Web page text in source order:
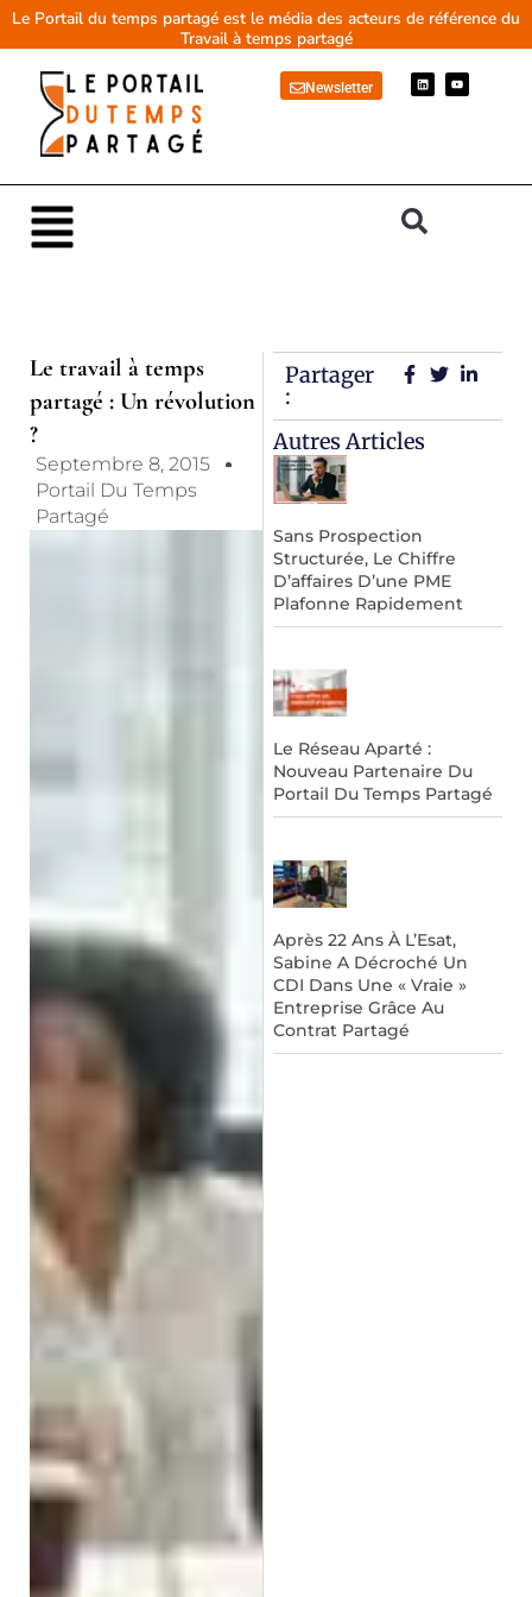
AllerLe Portail du temps partagé est le média des acteurs de référence du
Travail à temps partagé
Newsletter
L
i
n
Y
o
u
Main
Menu
Le travail à temps
partagé : Un révolution
?
Septembre 8, 2015
Portail Du Temps
Partagé
Partager
:
Autres Articles
Sans Prospection
Structurée, Le Chiffre
D’affaires D’une PME
Plafonne Rapidement
Le Réseau Aparté :
Nouveau Partenaire Du
Portail Du Temps Partagé
Après 22 Ans À L’Esat,
Sabine A Décroché Un
CDI Dans Une « Vraie »
Entreprise Grâce Au
Contrat Partagé